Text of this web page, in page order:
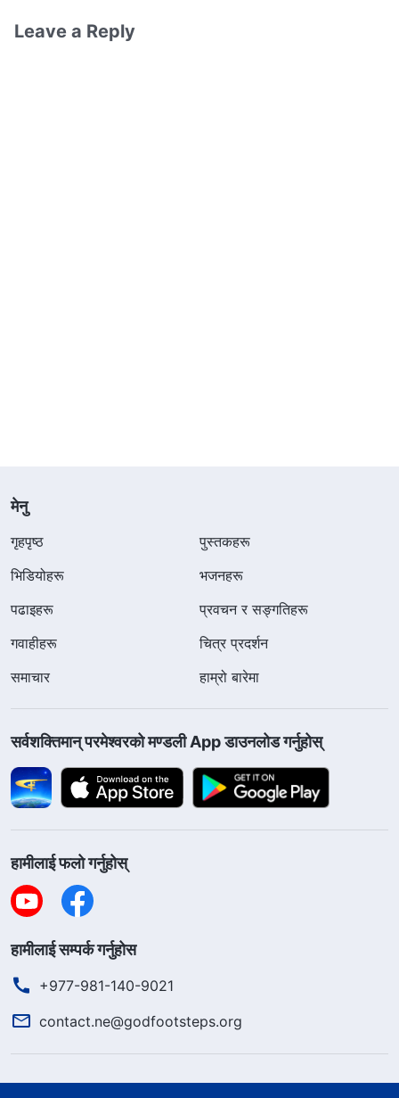
Leave a Reply
मेनु
गृहपृष्ठ
पुस्तकहरू
भिडियोहरू
भजनहरू
पढाइहरू
प्रवचन र सङ्गतिहरू
गवाहीहरू
चित्र प्रदर्शन
समाचार
हाम्रो बारेमा
सर्वशक्तिमान्‌ परमेश्‍वरको मण्डली App डाउनलोड गर्नुहोस्
हामीलाई फलो गर्नुहोस्
हामीलाई सम्पर्क गर्नुहोस
+977-981-140-9021
contact.ne@godfootsteps.org